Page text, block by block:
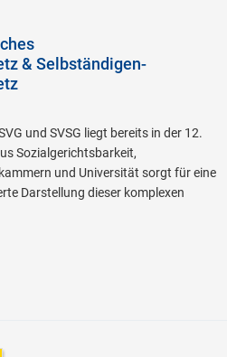
& Selbständigen-
und SVSG liegt bereits in der 12.
Sozialgerichtsbarkeit,
und Universität sorgt für eine
Darstellung dieser komplexen